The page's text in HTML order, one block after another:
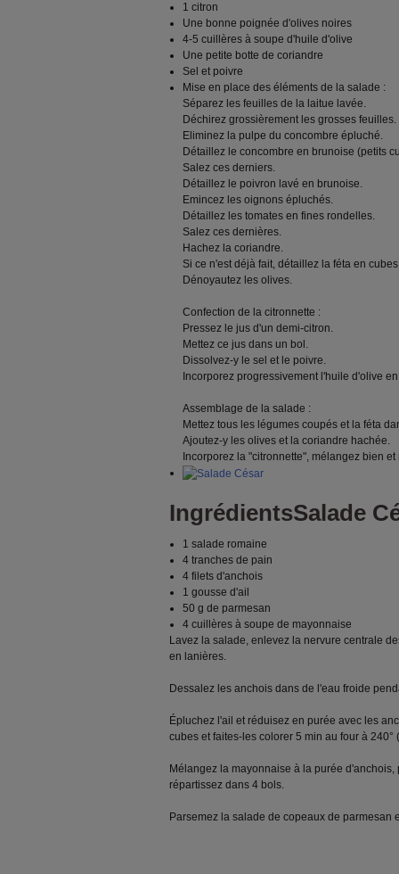
1 citron
Une bonne poignée d'olives noires
4-5 cuillères à soupe d'huile d'olive
Une petite botte de coriandre
Sel et poivre
Mise en place des éléments de la salade :
Séparez les feuilles de la laitue lavée.
Déchirez grossièrement les grosses feuilles.
Eliminez la pulpe du concombre épluché.
Détaillez le concombre en brunoise (petits
Salez ces derniers.
Détaillez le poivron lavé en brunoise.
Emincez les oignons épluchés.
Détaillez les tomates en fines rondelles.
Salez ces dernières.
Hachez la coriandre.
Si ce n'est déjà fait, détaillez la féta en
Dénoyautez les olives.
Confection de la citronnette :
Pressez le jus d'un demi-citron.
Mettez ce jus dans un bol.
Dissolvez-y le sel et le poivre.
Incorporez progressivement l'huile d'olive
Assemblage de la salade :
Mettez tous les légumes coupés et la féta
Ajoutez-y les olives et la coriandre hachée.
Incorporez la "citronnette", mélangez bien
IngrédientsSalade
1 salade romaine
4 tranches de pain
4 filets d'anchois
1 gousse d'ail
50 g de parmesan
4 cuillères à soupe de mayonnaise
Lavez la salade, enlevez la nervure centrale
en lanières.
Dessalez les anchois dans de l'eau froide
Épluchez l'ail et réduisez en purée avec les
cubes et faites-les colorer 5 min au four à 240°
Mélangez la mayonnaise à la purée
répartissez dans 4 bols.
Parsemez la salade de copeaux de parmesan